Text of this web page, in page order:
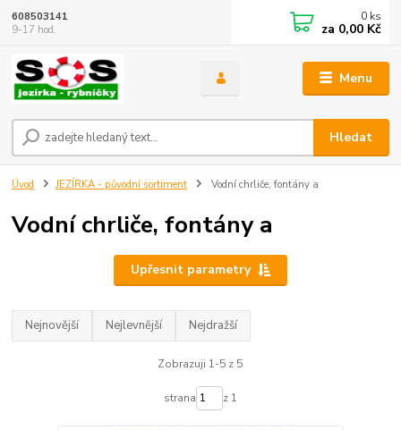
Menu
Hledat
608503141
9-17 hod.
0 ks
za 0,00 Kč
Úvod JEZÍRKA - původní sortiment Vodní chrliče, fontány a
Vodní chrliče, fontány a
Upřesnit parametry
Nejnovější Nejlevnější Nejdražší
Zobrazuji 1-5 z 5
strana z 1